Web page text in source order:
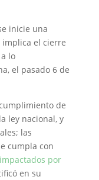
inicie una
el cierre
lo
el pasado 6 de
de
ley nacional, y
las
cumpla con
por
en su